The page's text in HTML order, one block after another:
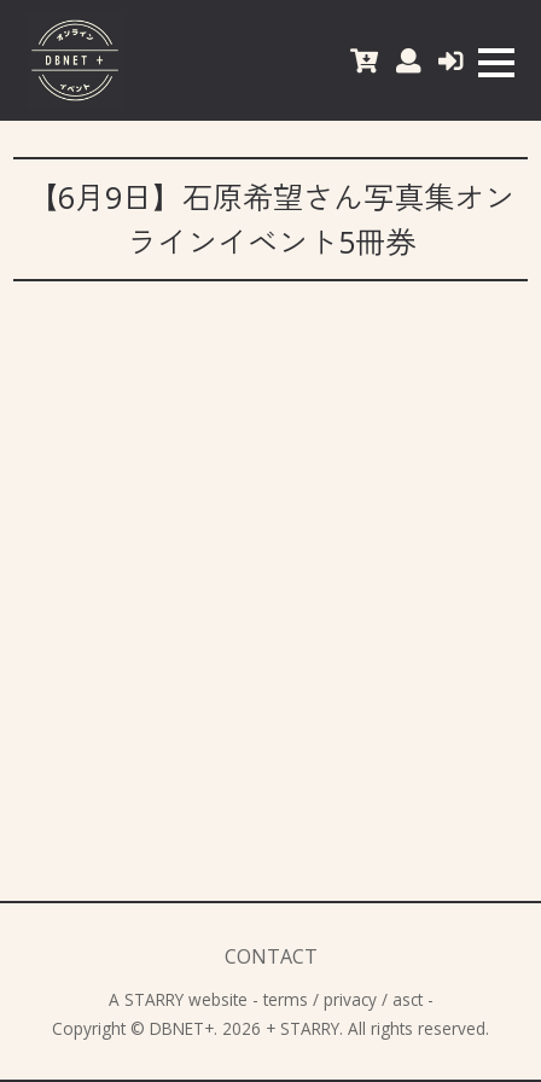
【6月9日】石原希望さん写真集オン
ラインイベント5冊券
CONTACT
A STARRYwebsite - terms / privacy/ asct-
Copyright © DBNET+. 2026 + STARRY. All rights reserved.